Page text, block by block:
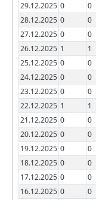
29.12.2025 0 0
28.12.2025 0 0
27.12.2025 0 0
26.12.2025 1 1
25.12.2025 0 0
24.12.2025 0 0
23.12.2025 0 0
22.12.2025 1 1
21.12.2025 0 0
20.12.2025 0 0
19.12.2025 0 0
18.12.2025 0 0
17.12.2025 0 0
16.12.2025 0 0